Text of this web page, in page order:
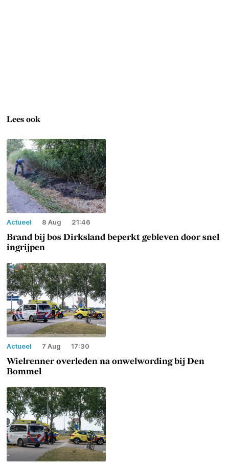
Lees ook
Actueel 8 Aug 21:46
Brand bij bos Dirksland beperkt gebleven door snel
ingrijpen
Actueel 7 Aug 17:30
Wielrenner overleden na onwelwording bij Den
Bommel